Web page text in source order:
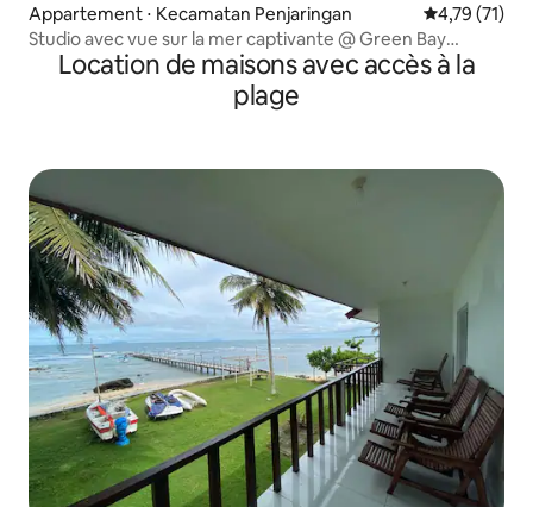
Appartement ⋅ Kecamatan Penjaringan Évaluation
4,79 (71)
Studio avec vue sur la mer captivante @ Green Bay
Apartments
Location de maisons avec accès à la
plage